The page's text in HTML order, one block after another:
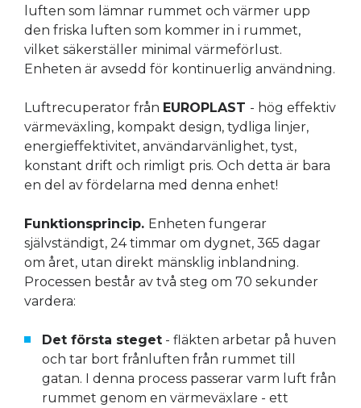
luften som lämnar rummet och värmer upp
den friska luften som kommer in i rummet,
vilket säkerställer minimal värmeförlust.
Enheten är avsedd för kontinuerlig användning.
Luftrecuperator från EUROPLAST - hög effektiv
värmeväxling, kompakt design, tydliga linjer,
energieffektivitet, användarvänlighet, tyst,
konstant drift och rimligt pris. Och detta är bara
en del av fördelarna med denna enhet!
Funktionsprincip. Enheten fungerar
självständigt, 24 timmar om dygnet, 365 dagar
om året, utan direkt mänsklig inblandning.
Processen består av två steg om 70 sekunder
vardera:
Det första steget - fläkten arbetar på huven
och tar bort frånluften från rummet till
gatan. I denna process passerar varm luft från
rummet genom en värmeväxlare - ett